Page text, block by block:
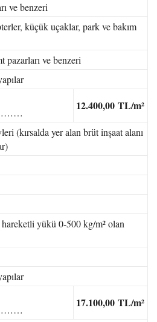
ve benzeri
küçük uçaklar, park ve bakım
pazarları ve benzeri
12.400,00 TL/m²
(kırsalda yer alan brüt inşaat alanı
yükü 0-500 kg/m² olan
17.100,00 TL/m²